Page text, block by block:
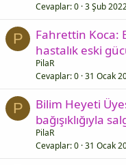
Cevaplar 0 3 Şub
P
Fahrettin Koca:
hastalık eski
PilaR
Cevaplar 0 31 Ocak
P
Bilim Heyeti
bağışıklığıyla
PilaR
Cevaplar 0 31 Ocak